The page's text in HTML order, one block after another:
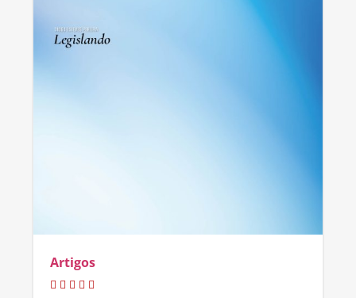
Artigos